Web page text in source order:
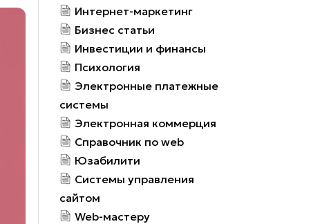
Интернет-маркетинг
Бизнес статьи
Инвестиции и финансы
Психология
Электронные платежные
системы
Электронная коммерция
Справочник по web
Юзабилити
Системы управления
сайтом
Web-мастеру